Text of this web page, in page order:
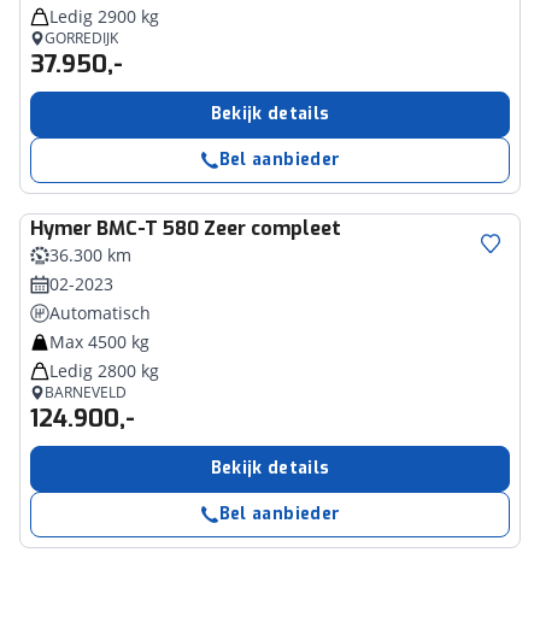
Ledig 2900 kg
GORREDIJK
37.950,-
Bekijk details
Bel aanbieder
Hymer BMC-T 580 Zeer compleet
36.300 km
02-2023
Automatisch
Max 4500 kg
Ledig 2800 kg
BARNEVELD
124.900,-
Bekijk details
Bel aanbieder